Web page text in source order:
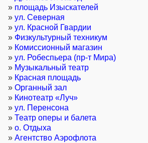
» площадь Изыскателей
» ул. Северная
» ул. Красной Гвардии
» Физкультурный техникум
» Комиссионный магазин
» ул. Робеспьера (пр-т Мира)
» Музыкальный театр
» Красная площадь
» Органный зал
» Кинотеатр «Луч»
» ул. Перенсона
» Театр оперы и балета
» о. Отдыха
» Агентство Аэрофлота